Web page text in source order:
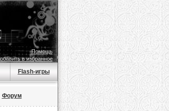
Помощь
в избранное
Flash-игры
Форум